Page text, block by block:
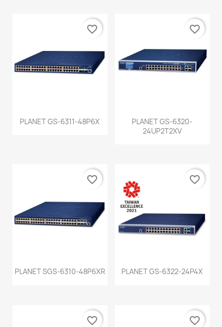
PLANET GS-6311-48P6X
favorite_border
PLANET GS-6320-
24UP2T2XV
favorite_border
PLANET SGS-6310-48P6XR
favorite_border
PLANET GS-6322-24P4X
favorite_border
favorite_border favorite_border